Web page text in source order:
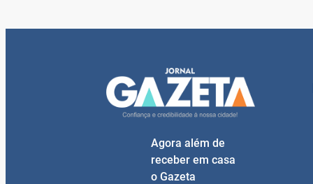
Agora além de
receber em casa
o Gazeta